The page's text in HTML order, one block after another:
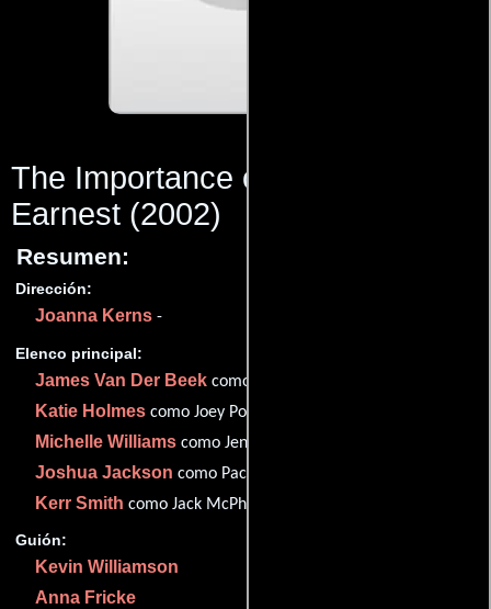
The Importance of Not Being Too
Earnest (2002)
Resumen:
Dirección:
Joanna Kerns -
Elenco principal:
James Van Der Beek como Dawson Leery
Katie Holmes como Joey Potter
Michelle Williams como Jen Lindley
Joshua Jackson como Pacey Witter
Kerr Smith como Jack McPhee
Guión:
Kevin Williamson
Anna Fricke